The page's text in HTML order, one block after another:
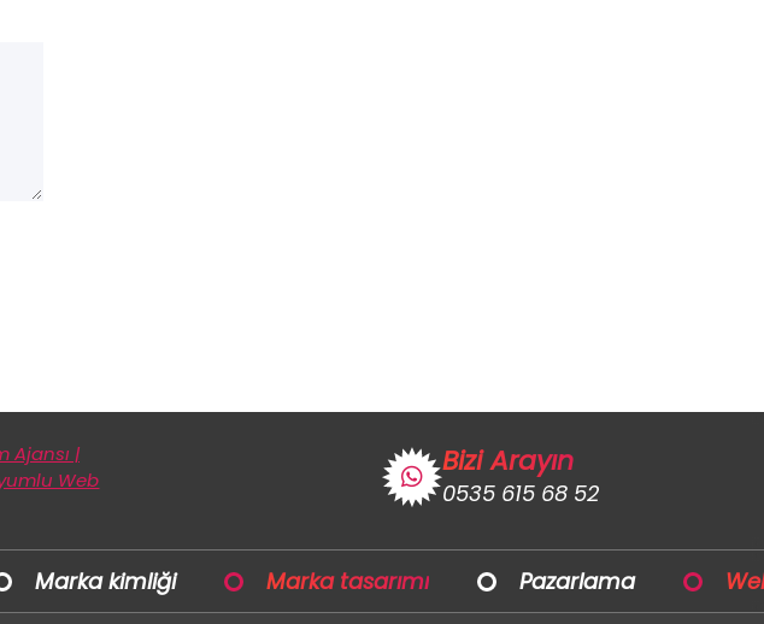
Bizi Arayın
0535 615 68 52
Marka kimliği Marka tasarımı Pazarlama